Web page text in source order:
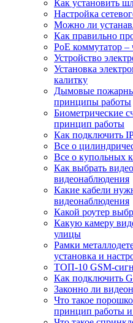
Как установить
Настройка
Можно ли
Как правильно
PoE коммутатор –
Устройство
Установка
калитку
Дымовые
принципы работы
Биометрические
принцип работы
Как подключить
Все о
Все о купольных
Как выбрать
видеонаблюдения
Какие кабели
видеонаблюдения
Какой роутер
Какую камеру
улицы
Рамки
установка и
ТОП-10 GSM-
Как подключить
Законно ли
Что такое
принцип работы